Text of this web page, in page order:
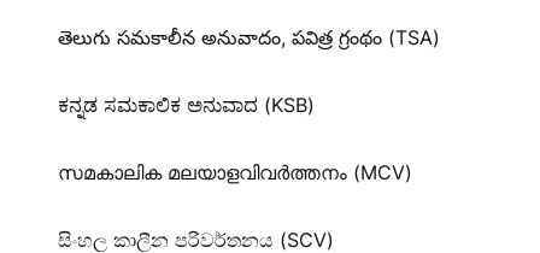
తెలుగు సమకాలీన అనువాదం, పవిత్ర గ్రంథం (TSA)
ಕನ್ನಡ ಸಮಕಾಲಿಕ ಅನುವಾದ (KSB)
സമകാലിക മലയാളവിവർത്തനം (MCV)
සිංහල කාලීන පරිවර්තනය (SCV)